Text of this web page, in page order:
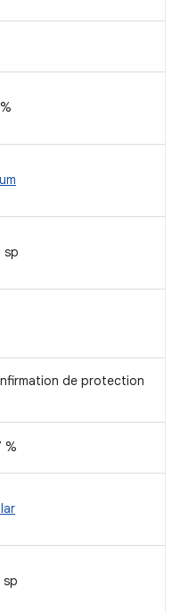
sp
de protection
%
sp